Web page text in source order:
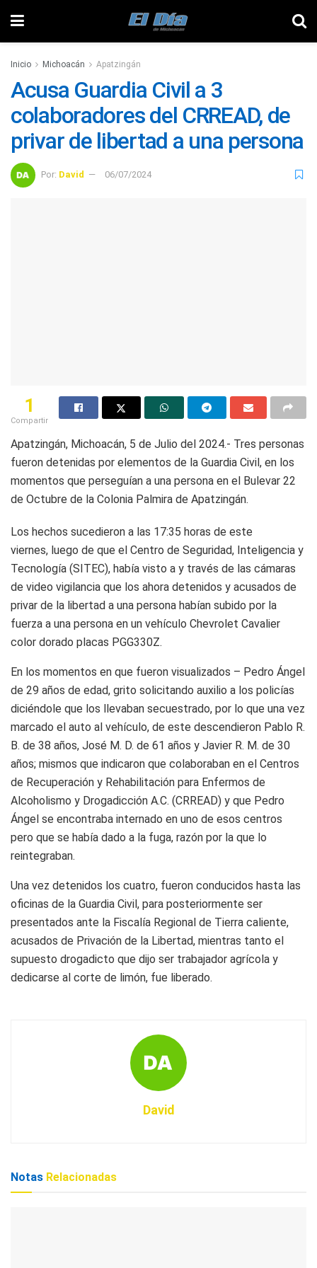
Inicio Michoacán Apatzingán
Acusa Guardia Civil a 3
colaboradores del CRREAD, de
privar de libertad a una persona
Por: David 06/07/2024
1
Compartir
Apatzingán, Michoacán, 5 de Julio del 2024.- Tres personas
fueron detenidas por elementos de la Guardia Civil, en los
momentos que perseguían a una persona en el Bulevar 22
de Octubre de la Colonia Palmira de Apatzingán.
Los hechos sucedieron a las 17:35 horas de este
viernes, luego de que el Centro de Seguridad, Inteligencia y
Tecnología (SITEC), había visto a y través de las cámaras
de video vigilancia que los ahora detenidos y acusados de
privar de la libertad a una persona habían subido por la
fuerza a una persona en un vehículo Chevrolet Cavalier
color dorado placas PGG330Z.
En los momentos en que fueron visualizados – Pedro Ángel
de 29 años de edad, grito solicitando auxilio a los policías
diciéndole que los llevaban secuestrado, por lo que una vez
marcado el auto al vehículo, de este descendieron Pablo R.
B. de 38 años, José M. D. de 61 años y Javier R. M. de 30
años; mismos que indicaron que colaboraban en el Centros
de Recuperación y Rehabilitación para Enfermos de
Alcoholismo y Drogadicción A.C. (CRREAD) y que Pedro
Ángel se encontraba internado en uno de esos centros
pero que se había dado a la fuga, razón por la que lo
reintegraban.
Una vez detenidos los cuatro, fueron conducidos hasta las
oficinas de la Guardia Civil, para posteriormente ser
presentados ante la Fiscalía Regional de Tierra caliente,
acusados de Privación de la Libertad, mientras tanto el
supuesto drogadicto que dijo ser trabajador agrícola y
dedicarse al corte de limón, fue liberado.
David
Notas Relacionadas